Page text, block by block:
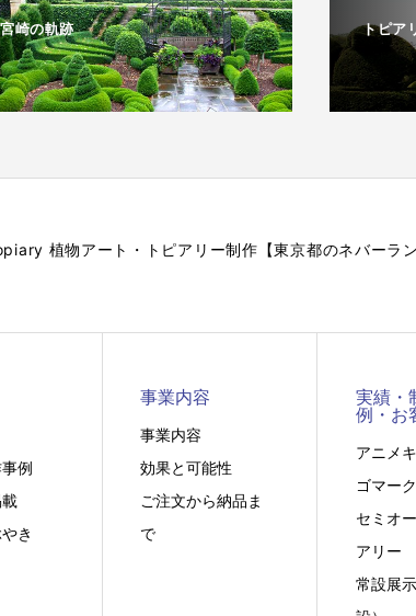
崎の軌跡 トピア
植物アート・トピアリー制作【東京都のネバーラ
例
き
事業内容
事業内容
効果と可能性
ご注文から納品ま
で
実績・
例・お
アニメ
ゴマーク
セミオ
アリー
常設展